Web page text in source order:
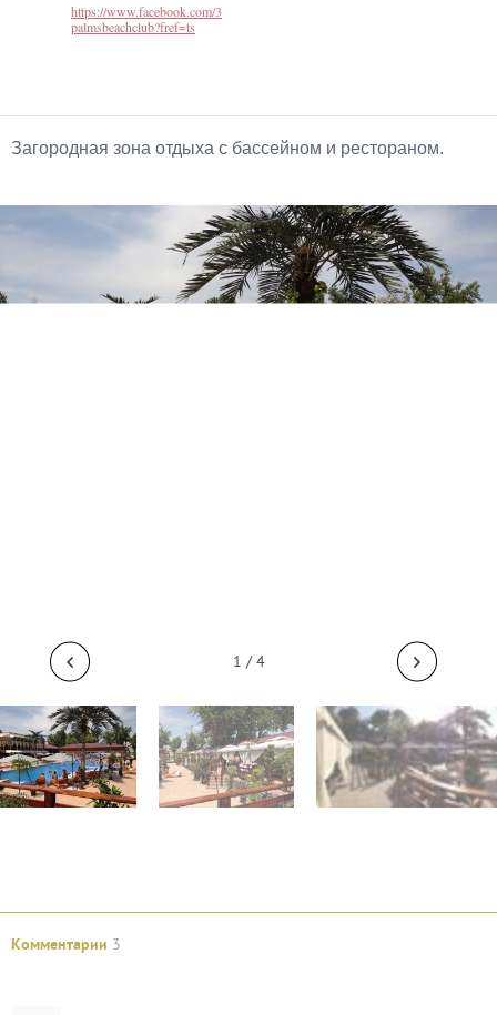
https://www.facebook.com/3
palmsbeachclub?fref=ts
Загородная зона отдыха с бассейном и рестораном.
1 / 4
Комментарии 3